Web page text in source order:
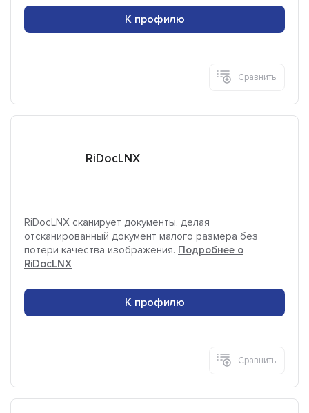
К профилю
Сравнить
RiDocLNX
RiDocLNX сканирует документы, делая
отсканированный документ малого размера без
потери качества изображения. Подробнее о
RiDocLNX
К профилю
Сравнить